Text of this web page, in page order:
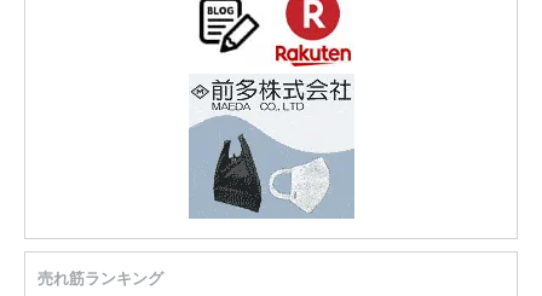
売れ筋ランキング